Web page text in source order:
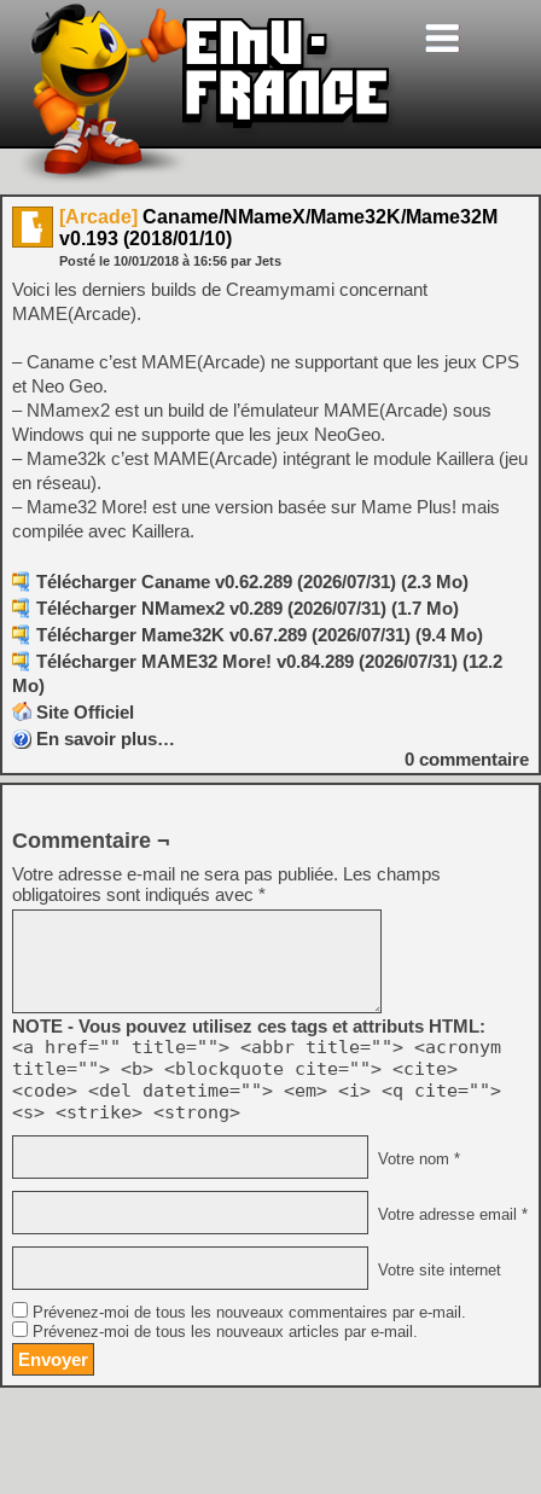
[Arcade] Caname/NMameX/Mame32K/Mame32M
v0.193 (2018/01/10)
Posté le 10/01/2018 à 16:56 par Jets
Voici les derniers builds de Creamymami concernant
MAME(Arcade).
– Caname c’est MAME(Arcade) ne supportant que les jeux CPS
et Neo Geo.
– NMamex2 est un build de l’émulateur MAME(Arcade) sous
Windows qui ne supporte que les jeux NeoGeo.
– Mame32k c’est MAME(Arcade) intégrant le module Kaillera (jeu
en réseau).
– Mame32 More! est une version basée sur Mame Plus! mais
compilée avec Kaillera.
Télécharger Caname v0.62.289 (2026/07/31) (2.3 Mo)
Télécharger NMamex2 v0.289 (2026/07/31) (1.7 Mo)
Télécharger Mame32K v0.67.289 (2026/07/31) (9.4 Mo)
Télécharger MAME32 More! v0.84.289 (2026/07/31) (12.2
Mo)
Site Officiel
En savoir plus…
0 commentaire
Commentaire ¬
Votre adresse e-mail ne sera pas publiée. Les champs
obligatoires sont indiqués avec *
NOTE - Vous pouvez utilisez ces tags et attributs HTML:
<a href="" title=""> <abbr title=""> <acronym
title=""> <b> <blockquote cite=""> <cite>
<code> <del datetime=""> <em> <i> <q cite="">
<s> <strike> <strong>
Votre nom *
Votre adresse email *
Votre site internet
Prévenez-moi de tous les nouveaux commentaires par e-mail.
Prévenez-moi de tous les nouveaux articles par e-mail.